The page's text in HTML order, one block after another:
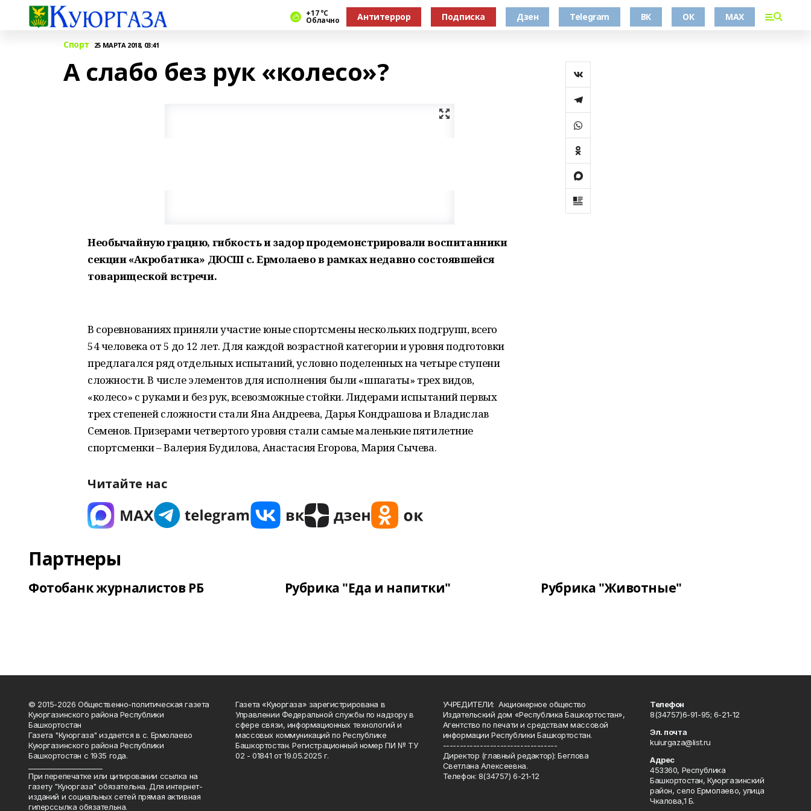
+17 °С
Облачно Антитеррор Подписка Дзен Telegram ВК ОК MAX
Спорт 25 МАРТА 2018, 03:41
А слабо без рук «колесо»?
Необычайную грацию, гибкость и задор продемонстрировали воспитанники
секции «Акробатика» ДЮСШ с. Ермолаево в рамках недавно состоявшейся
товарищеской встречи.
В соревнованиях приняли участие юные спортсмены нескольких подгрупп, всего
54 человека от 5 до 12 лет. Для каждой возрастной категории и уровня подготовки
предлагался ряд отдельных испытаний, условно поделенных на четыре ступени
сложности. В числе элементов для исполнения были «шпагаты» трех видов,
«колесо» с руками и без рук, всевозможные стойки. Лидерами испытаний первых
трех степеней сложности стали Яна Андреева, Дарья Кондрашова и Владислав
Семенов. Призерами четвертого уровня стали самые маленькие пятилетние
спортсменки – Валерия Будилова, Анастасия Егорова, Мария Сычева.
Читайте нас
Партнеры
Фотобанк журналистов РБ Рубрика "Еда и напитки" Рубрика "Животные"
© 2015-2026 Общественно-политическая газета
Куюргазинского района Республики
Башкортостан
Газета "Куюргаза" издается в с. Ермолаево
Куюргазинского района Республики
Башкортостан с 1935 года.
При перепечатке или цитировании ссылка на
газету "Куюргаза" обязательна. Для интернет-
изданий и социальных сетей прямая активная
гиперссылка обязательна.
Газета «Куюргаза» зарегистрирована в
Управлении Федеральной службы по надзору в
сфере связи, информационных технологий и
массовых коммуникаций по Республике
Башкортостан. Регистрационный номер ПИ № ТУ
02 - 01841 от 19.05.2025 г.
УЧРЕДИТЕЛИ: Акционерное общество
Издательский дом «Республика Башкортостан»,
Агентство по печати и средствам массовой
информации Республики Башкортостан.
----------------------------------
Директор (главный редактор): Беглова
Светлана Алексеевна.
Телефон: 8(34757) 6-21-12
Телефон
8(34757)6-91-95; 6-21-12
Эл. почта
kuiurgaza@list.ru
Адрес
453360, Республика
Башкортостан, Куюргазинский
район, село Ермолаево, улица
Чкалова,1 Б.